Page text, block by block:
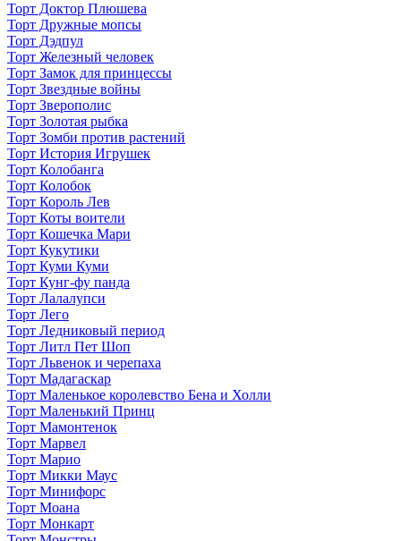
Торт Доктор Плюшева
Торт Дружные мопсы
Торт Дэдпул
Торт Железный человек
Торт Замок для принцессы
Торт Звездные войны
Торт Зверополис
Торт Золотая рыбка
Торт Зомби против растений
Торт История Игрушек
Торт Колобанга
Торт Колобок
Торт Король Лев
Торт Коты воители
Торт Кошечка Мари
Торт Кукутики
Торт Куми Куми
Торт Кунг-фу панда
Торт Лалалупси
Торт Лего
Торт Ледниковый период
Торт Литл Пет Шоп
Торт Львенок и черепаха
Торт Мадагаскар
Торт Маленькое королевство Бена и Холли
Торт Маленький Принц
Торт Мамонтенок
Торт Марвел
Торт Марио
Торт Микки Маус
Торт Минифорс
Торт Моана
Торт Монкарт